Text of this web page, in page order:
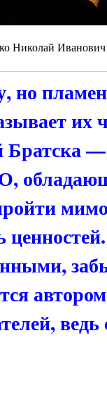
Николай Иванович
их
Братска
автором